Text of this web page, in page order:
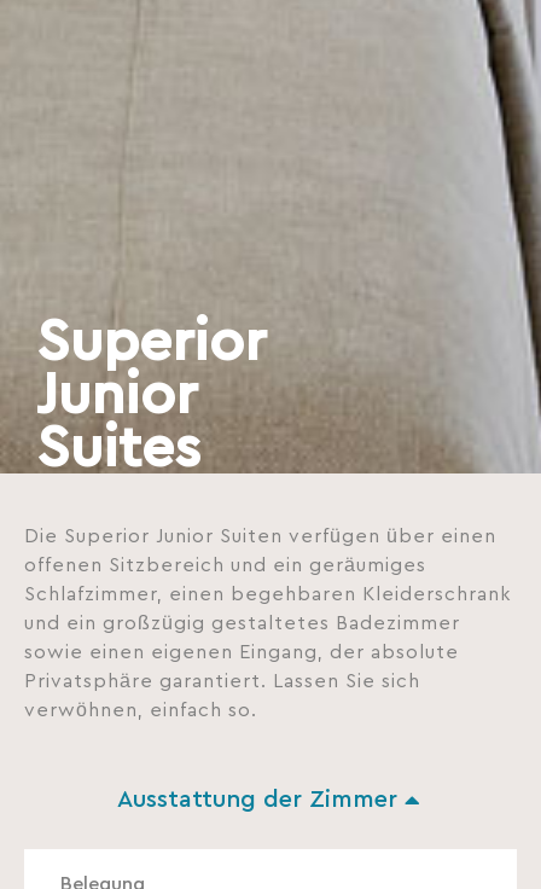
Superior
Junior
Suites
Die Superior Junior Suiten verfügen über einen
offenen Sitzbereich und ein geräumiges
Schlafzimmer, einen begehbaren Kleiderschrank
und ein großzügig gestaltetes Badezimmer
sowie einen eigenen Eingang, der absolute
Privatsphäre garantiert. Lassen Sie sich
verwöhnen, einfach so.
Ausstattung der Zimmer
Belegung